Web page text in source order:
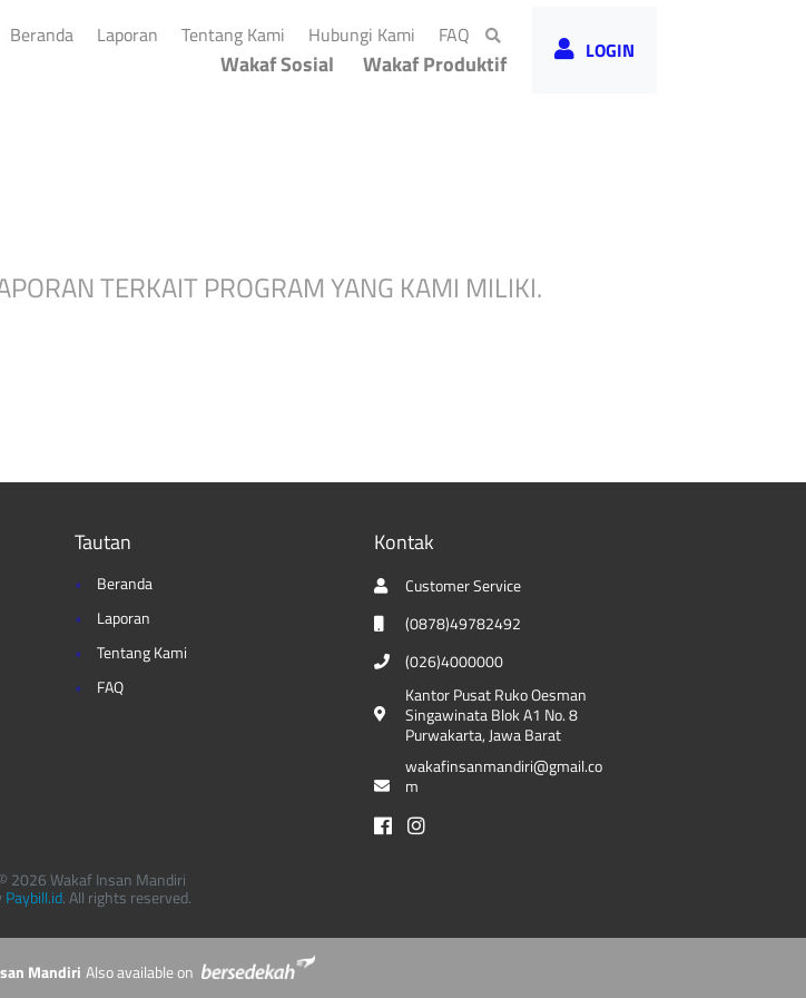
Beranda(current)
Laporan(current)
Tentang Kami(current)
Hubungi Kami(current)
FAQ(current)
Wakaf Sosial Wakaf Produktif LOGIN
TERKAIT PROGRAM YANG KAMI MILIKI.
Tautan
Beranda
Laporan
Tentang Kami
FAQ
Kontak
Customer Service
(0878)49782492
(026)4000000
Kantor Pusat Ruko Oesman
Singawinata Blok A1 No. 8
Purwakarta, Jawa Barat
wakafinsanmandiri@gmail.co
m
2026 Wakaf Insan Mandiri
Paybill.id. All rights reserved.
Mandiri Also available on